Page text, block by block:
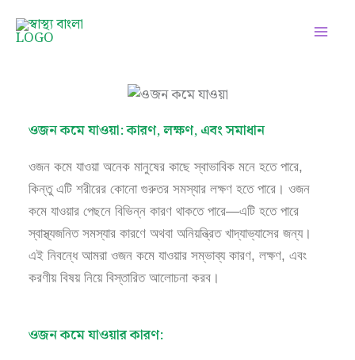
ওজন কমে যাওয়া: কারণ, লক্ষণ, এবং সমাধান
ওজন কমে যাওয়া অনেক মানুষের কাছে স্বাভাবিক মনে হতে পারে,
কিন্তু এটি শরীরের কোনো গুরুতর সমস্যার লক্ষণ হতে পারে। ওজন
কমে যাওয়ার পেছনে বিভিন্ন কারণ থাকতে পারে—এটি হতে পারে
স্বাস্থ্যজনিত সমস্যার কারণে অথবা অনিয়ন্ত্রিত খাদ্যাভ্যাসের জন্য।
এই নিবন্ধে আমরা ওজন কমে যাওয়ার সম্ভাব্য কারণ, লক্ষণ, এবং
করণীয় বিষয় নিয়ে বিস্তারিত আলোচনা করব।
ওজন কমে যাওয়ার কারণ: